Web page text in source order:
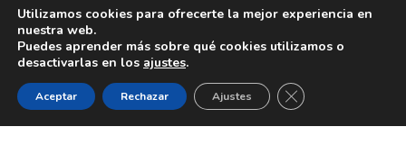
Entregamos a domicilio su equipo de descanso en
cualquier punto de la península.
I SUSGE
Utilizamos cookies para ofrecerte la mejor experiencia en
nuestra web.
Puedes aprender más sobre qué cookies utilizamos o
desactivarlas en los ajustes.
Aceptar Rechazar Ajustes CERRAR EL